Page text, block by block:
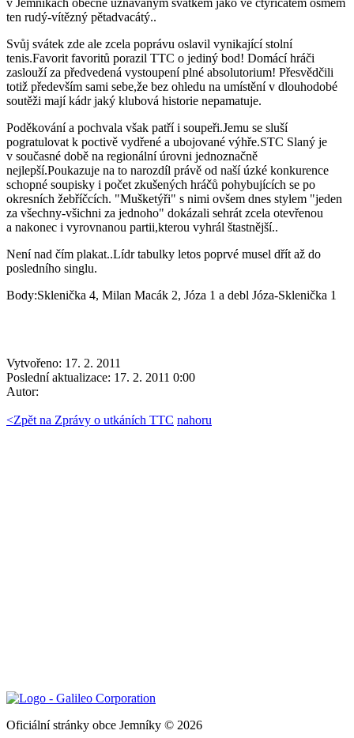
ten rudý-vítězný pětadvacátý..
Svůj svátek zde ale zcela poprávu oslavil vynikající stolní
tenis.Favorit favoritů porazil TTC o jediný bod! Domácí hráči
zaslouží za předvedená vystoupení plné absolutorium! Přesvědčili
totiž především sami sebe,že bez ohledu na umístění v dlouhodobé
soutěži mají kádr jaký klubová historie nepamatuje.
Poděkování a pochvala však patří i soupeři.Jemu se sluší
pogratulovat k poctivě vydřené a ubojované výhře.STC Slaný je
v současné době na regionální úrovni jednoznačně
nejlepší.Poukazuje na to narozdíl právě od naší úzké konkurence
schopné soupisky i počet zkušených hráčů pohybujících se po
okresních žebříčcích. "Mušketýři" s nimi ovšem dnes stylem "jeden
za všechny-všichni za jednoho" dokázali sehrát zcela otevřenou
a nakonec i vyrovnanou partii,kterou vyhrál štastnější..
Není nad čím plakat..Lídr tabulky letos poprvé musel dřít až do
posledního singlu.
Body:Sklenička 4, Milan Macák 2, Józa 1 a debl Józa-Sklenička 1
Vytvořeno: 17. 2. 2011
Poslední aktualizace: 17. 2. 2011 0:00
Autor:
<Zpět na Zprávy o utkáních TTC nahoru
Oficiální stránky obce Jemníky © 2026